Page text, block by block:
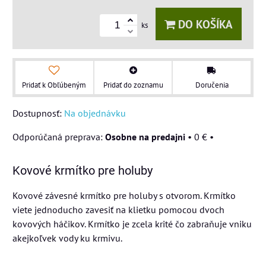
ks DO KOŠÍKA
Pridať k Obľúbeným Pridať do zoznamu Doručenia
Dostupnosť: Na objednávku
Osobne na predajni • 0 € •
Kovové krmítko pre holuby
Kovové závesné krmítko pre holuby s otvorom. Krmítko
viete jednoducho zavesiť na klietku pomocou dvoch
kovových háčikov. Krmítko je zcela krité čo zabraňuje vniku
akejkoľvek vody ku krmivu.